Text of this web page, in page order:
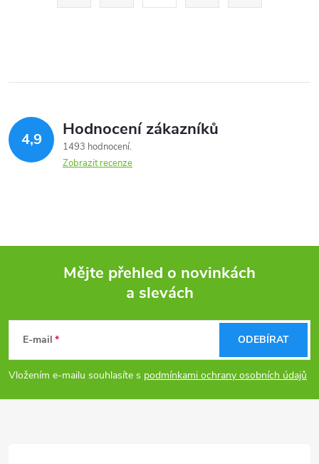
í
p
k
ý
p
i
s
k
v
á
n
4,9 Hodnocení zákazníků
1493 hodnocení
Zobrazit recenze
p
Mějte přehled o novinkách
a slevách
E-mail
Vložením e-mailu souhlasíte s podmínkami ochrany osobních údajů
ODEBÍRAT